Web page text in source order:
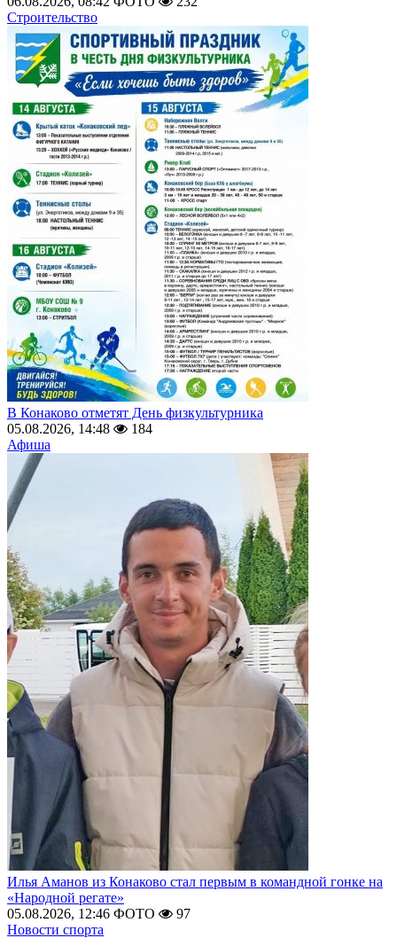
Строительство
В Конаково отметят День физкультурника
05.08.2026, 14:48
184
Афиша
Илья Аманов из Конаково стал первым в командной гонке на
«Народной регате»
05.08.2026, 12:46 ФОТО
97
Новости спорта